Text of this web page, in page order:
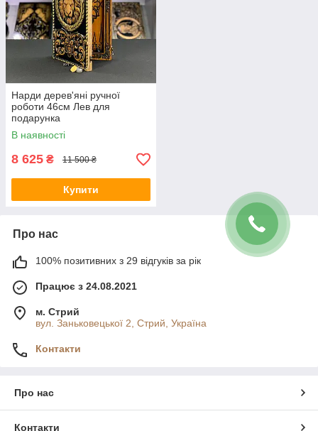
Нарди дерев'яні ручної
роботи 46см Лев для
подарунка
В наявності
8 625 ₴ 11 500 ₴
Купити
Про нас
100% позитивних з 29 відгуків за рік
Працює з 24.08.2021
м. Стрий
вул. Заньковецької 2, Стрий, Україна
Контакти
Про нас
Контакти